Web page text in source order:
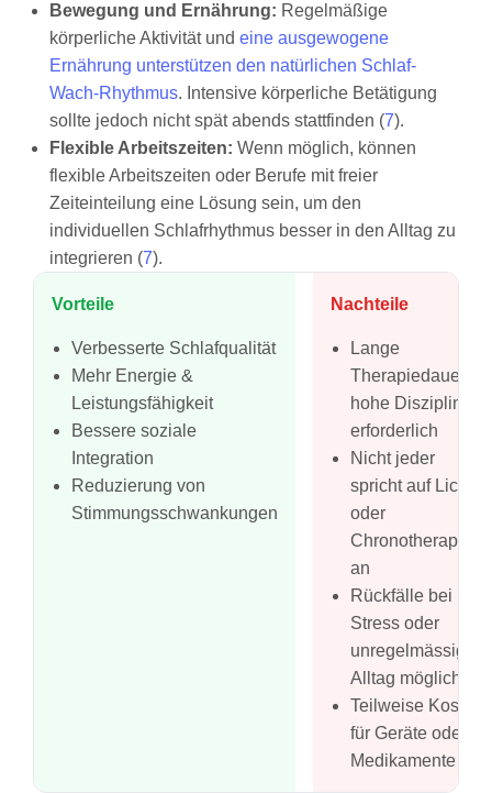
Bewegung und Ernährung: Regelmäßige
körperliche Aktivität und eine ausgewogene
Ernährung unterstützen den natürlichen Schlaf-
Wach-Rhythmus. Intensive körperliche Betätigung
sollte jedoch nicht spät abends stattfinden (7).
Flexible Arbeitszeiten: Wenn möglich, können
flexible Arbeitszeiten oder Berufe mit freier
Zeiteinteilung eine Lösung sein, um den
individuellen Schlafrhythmus besser in den Alltag zu
integrieren (7).
Vorteile
Verbesserte Schlafqualität
Mehr Energie &
Leistungsfähigkeit
Bessere soziale
Integration
Reduzierung von
Stimmungsschwankungen
Nachteile
Lange
Therapiedauer &
hohe Disziplin
erforderlich
Nicht jeder
spricht auf Licht-
oder
Chronotherapie
an
Rückfälle bei
Stress oder
unregelmässigem
Alltag möglich
Teilweise Kosten
für Geräte oder
Medikamente